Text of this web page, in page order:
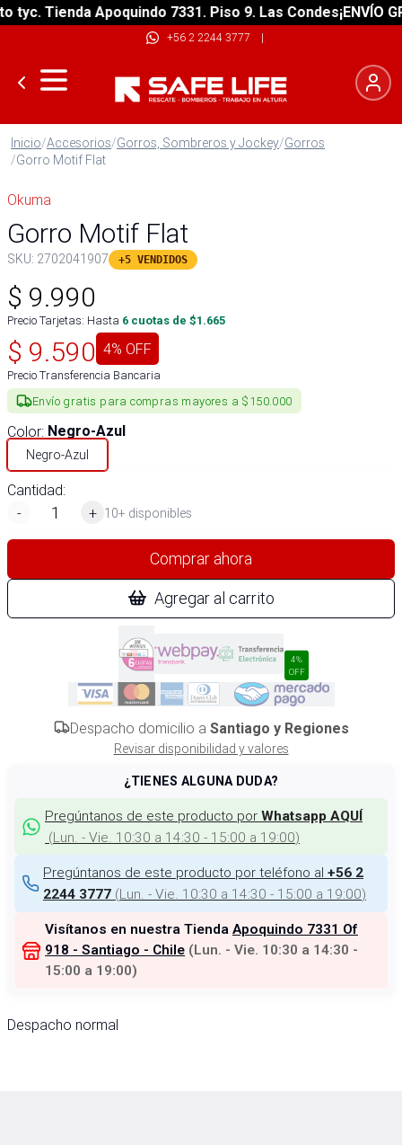
Tienda Apoquindo 7331. Piso 9. Las Condes¡ENVÍO
+56 2 2244 3777 |
Inicio/Accesorios/Gorros, Sombreros y Jockey/Gorros
/Gorro Motif Flat
Okuma
Gorro Motif Flat
SKU: 2702041907 +5 VENDIDOS
$ 9.990
Precio Tarjetas: Hasta 6 cuotas de $1.665
$ 9.590 4% OFF
Precio Transferencia Bancaria
Envío gratis para compras mayores a $150.000
Color: Negro-Azul
Negro-Azul
Cantidad:
-
+ 10+ disponibles
Comprar ahora
Agregar al carrito
4%
OFF
Despacho domicilio a Santiago y Regiones
Revisar disponibilidad y valores
¿TIENES ALGUNA DUDA?
Pregúntanos de este producto por Whatsapp AQUÍ
(Lun. - Vie. 10:30 a 14:30 - 15:00 a 19:00)
Pregúntanos de este producto por teléfono al +56 2
2244 3777 (Lun. - Vie. 10:30 a 14:30 - 15:00 a 19:00)
Visítanos en nuestra Tienda Apoquindo 7331 Of
918 - Santiago - Chile (Lun. - Vie. 10:30 a 14:30 -
15:00 a 19:00)
Despacho normal